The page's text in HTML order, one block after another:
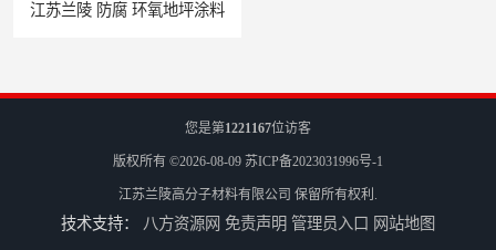
江苏兰陵 防腐 环氧地坪涂料
您是第1221167位访客
版权所有 ©2026-08-09 苏ICP备2023031996号-1
江苏兰陵高分子材料有限公司 保留所有权利.
技术支持： 八方资源网 免责声明 管理员入口 网站地图